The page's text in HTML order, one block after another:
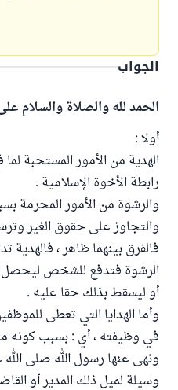
الجواب
الحمد لله والصلاة والسلام
أولا :
الهدية من الأمور المستحبة
رابطة الأخوة الإسلامية .
والرشوة من الأمور المحرمة
والتجاوز على حقوق الغير
فالفرق بينهما ظاهر ،
الرشوة فتدفع للشخص ليحصل
أو ليسقط بذلك حقا عليه .
وأما الهدايا التي تعطى
في وظيفته ، أي : بسبب كونه
ونهى عنها رسول الله صلى
وسيلة لميل ذلك المدير أو